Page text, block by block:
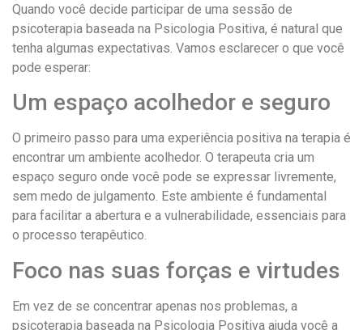
Quando você decide participar de uma sessão de
psicoterapia baseada na Psicologia Positiva, é natural que
tenha algumas expectativas. Vamos esclarecer o que você
pode esperar:
Um espaço acolhedor e seguro
O primeiro passo para uma experiência positiva na terapia é
encontrar um ambiente acolhedor. O terapeuta cria um
espaço seguro onde você pode se expressar livremente,
sem medo de julgamento. Este ambiente é fundamental
para facilitar a abertura e a vulnerabilidade, essenciais para
o processo terapêutico.
Foco nas suas forças e virtudes
Em vez de se concentrar apenas nos problemas, a
psicoterapia baseada na Psicologia Positiva ajuda você a